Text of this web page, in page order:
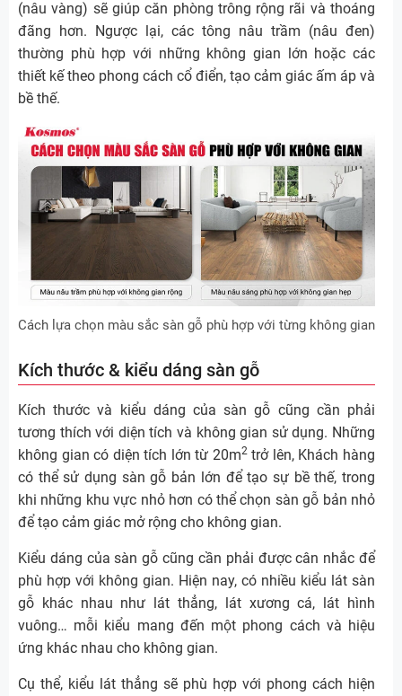
(nâu vàng) sẽ giúp căn phòng trông rộng rãi và thoáng
đãng hơn. Ngược lại, các tông nâu trầm (nâu đen)
thường phù hợp với những không gian lớn hoặc các
thiết kế theo phong cách cổ điển, tạo cảm giác ấm áp và
bề thế.
Cách lựa chọn màu sắc sàn gỗ phù hợp với từng không gian
Kích thước & kiểu dáng sàn gỗ
Kích thước và kiểu dáng của sàn gỗ cũng cần phải
tương thích với diện tích và không gian sử dụng. Những
không gian có diện tích lớn từ 20m2trở lên, Khách hàng
có thể sử dụng sàn gỗ bản lớn để tạo sự bề thế, trong
khi những khu vực nhỏ hơn có thể chọn sàn gỗ bản nhỏ
để tạo cảm giác mở rộng cho không gian.
Kiểu dáng của sàn gỗ cũng cần phải được cân nhắc để
phù hợp với không gian. Hiện nay, có nhiều kiểu lát sàn
gỗ khác nhau như lát thẳng, lát xương cá, lát hình
vuông… mỗi kiểu mang đến một phong cách và hiệu
ứng khác nhau cho không gian.
Cụ thể, kiểu lát thẳng sẽ phù hợp với phong cách hiện